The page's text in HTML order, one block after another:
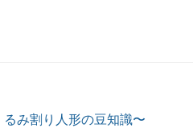
るみ割り人形の豆知識〜